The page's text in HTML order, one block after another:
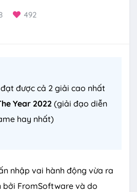
492
được cả 2 giải cao nhất
Year 2022 (giải đạo diễn
hay nhất)
nhập vai hành động vừa ra
FromSoftware và do